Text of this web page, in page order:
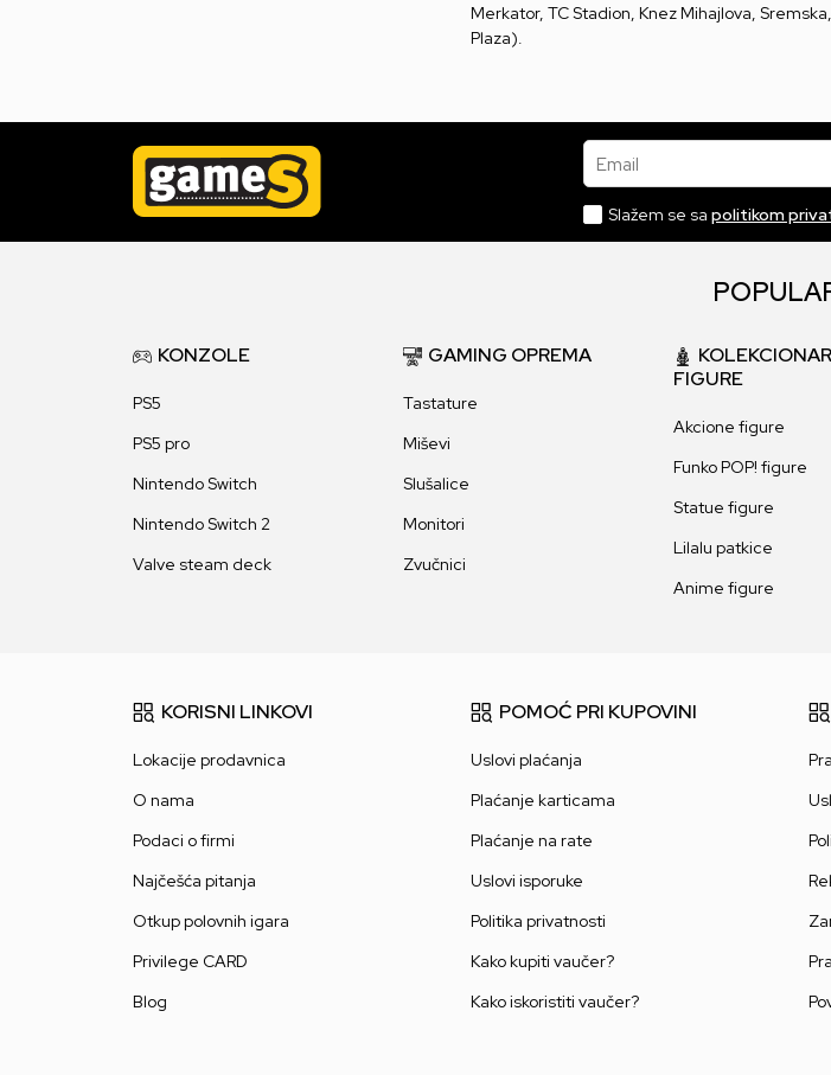
Merkator, TC Stadion, Knez Mihajlova,
Plaza).
Email
Slažem se sa politikom
KONZOLE
PS5
PS5 pro
Nintendo Switch
Nintendo Switch 2
Valve steam deck
GAMING OPREMA
Tastature
Miševi
Slušalice
Monitori
Zvučnici
FIGURE
Akcione figure
Funko POP! figure
Statue figure
Lilalu patkice
Anime figure
KORISNI LINKOVI
Lokacije prodavnica
O nama
Podaci o firmi
Najčešća pitanja
Otkup polovnih igara
Privilege CARD
Blog
POMOĆ PRI KUPOVINI
Uslovi plaćanja
Plaćanje karticama
Plaćanje na rate
Uslovi isporuke
Politika privatnosti
Kako kupiti vaučer?
Kako iskoristiti vaučer?